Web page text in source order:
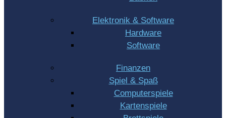
Elektronik & Software
Hardware
Software
Finanzen
Spiel & Spaß
Computerspiele
Kartenspiele